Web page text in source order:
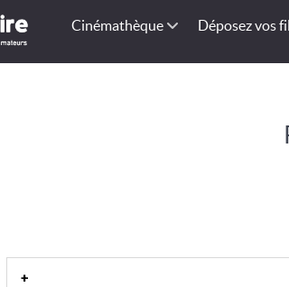
Cinémathèque Déposez vos